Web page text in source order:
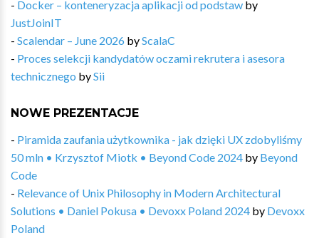
- Docker – konteneryzacja aplikacji od podstaw by
JustJoinIT
- Scalendar – June 2026 byScalaC
- Proces selekcji kandydatów oczami rekrutera i asesora
technicznego bySii
NOWE PREZENTACJE
- Piramida zaufania użytkownika - jak dzięki UX zdobyliśmy
50 mln • Krzysztof Miotk • Beyond Code 2024 by Beyond
Code
- Relevance of Unix Philosophy in Modern Architectural
Solutions • Daniel Pokusa • Devoxx Poland 2024 by Devoxx
Poland